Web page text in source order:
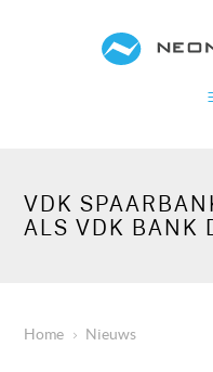
VDK
ALS VDK BANK
KRUIMELPAD
Home Nieuws